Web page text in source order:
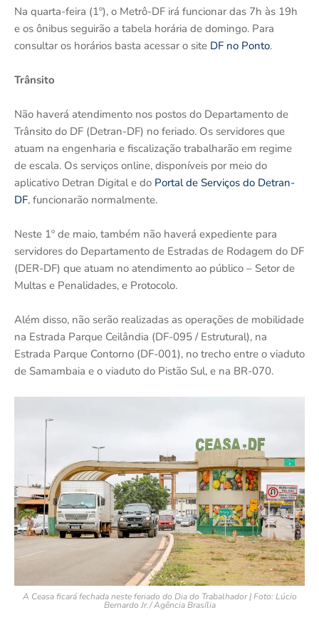
Na quarta-feira (1º), o Metrô-DF irá funcionar das 7h às 19h
e os ônibus seguirão a tabela horária de domingo. Para
consultar os horários basta acessar o site DF no Ponto.
Trânsito
Não haverá atendimento nos postos do Departamento de
Trânsito do DF (Detran-DF) no feriado. Os servidores que
atuam na engenharia e fiscalização trabalharão em regime
de escala. Os serviços online, disponíveis por meio do
aplicativo Detran Digital e do Portal de Serviços do Detran-
DF, funcionarão normalmente.
Neste 1º de maio, também não haverá expediente para
servidores do Departamento de Estradas de Rodagem do DF
(DER-DF) que atuam no atendimento ao público – Setor de
Multas e Penalidades, e Protocolo.
Além disso, não serão realizadas as operações de mobilidade
na Estrada Parque Ceilândia (DF-095 / Estrutural), na
Estrada Parque Contorno (DF-001), no trecho entre o viaduto
de Samambaia e o viaduto do Pistão Sul, e na BR-070.
A Ceasa ficará fechada neste feriado do Dia do Trabalhador | Foto: Lúcio
Bernardo Jr./ Agência Brasília